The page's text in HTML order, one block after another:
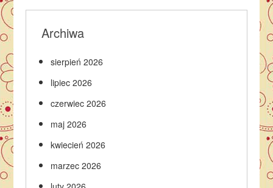
Archiwa
sierpień 2026
lipiec 2026
czerwiec 2026
maj 2026
kwiecień 2026
marzec 2026